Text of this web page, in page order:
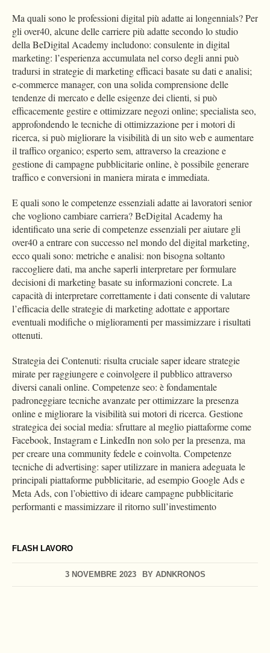
FLASH LAVORO
3 NOVEMBRE 2023 BY ADNKRONOS
Ma quali sono le professioni digital più adatte ai longennials? Per
gli over40, alcune delle carriere più adatte secondo lo studio
della BeDigital Academy includono: consulente in digital
marketing: l’esperienza accumulata nel corso degli anni può
tradursi in strategie di marketing efficaci basate su dati e analisi;
e-commerce manager, con una solida comprensione delle
tendenze di mercato e delle esigenze dei clienti, si può
efficacemente gestire e ottimizzare negozi online; specialista seo,
approfondendo le tecniche di ottimizzazione per i motori di
ricerca, si può migliorare la visibilità di un sito web e aumentare
il traffico organico; esperto sem, attraverso la creazione e
gestione di campagne pubblicitarie online, è possibile generare
traffico e conversioni in maniera mirata e immediata.
E quali sono le competenze essenziali adatte ai lavoratori senior
che vogliono cambiare carriera? BeDigital Academy ha
identificato una serie di competenze essenziali per aiutare gli
over40 a entrare con successo nel mondo del digital marketing,
ecco quali sono: metriche e analisi: non bisogna soltanto
raccogliere dati, ma anche saperli interpretare per formulare
decisioni di marketing basate su informazioni concrete. La
capacità di interpretare correttamente i dati consente di valutare
l’efficacia delle strategie di marketing adottate e apportare
eventuali modifiche o miglioramenti per massimizzare i risultati
ottenuti.
Strategia dei Contenuti: risulta cruciale saper ideare strategie
mirate per raggiungere e coinvolgere il pubblico attraverso
diversi canali online. Competenze seo: è fondamentale
padroneggiare tecniche avanzate per ottimizzare la presenza
online e migliorare la visibilità sui motori di ricerca. Gestione
strategica dei social media: sfruttare al meglio piattaforme come
Facebook, Instagram e LinkedIn non solo per la presenza, ma
per creare una community fedele e coinvolta. Competenze
tecniche di advertising: saper utilizzare in maniera adeguata le
principali piattaforme pubblicitarie, ad esempio Google Ads e
Meta Ads, con l’obiettivo di ideare campagne pubblicitarie
performanti e massimizzare il ritorno sull’investimento